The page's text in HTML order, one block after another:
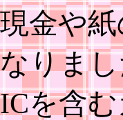
現金や
なりま
ICを含